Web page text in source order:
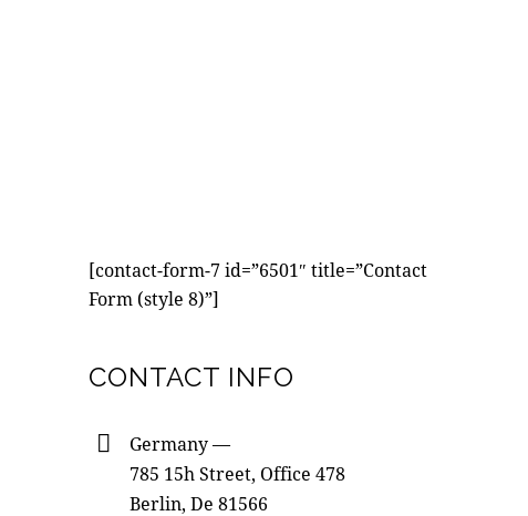
[contact-form-7 id=”6501″ title=”Contact
Form (style 8)”]
CONTACT INFO
Germany —
785 15h Street, Office 478
Berlin, De 81566